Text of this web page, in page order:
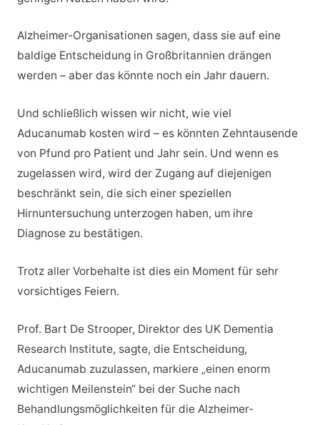
Alzheimer-Organisationen sagen, dass sie auf eine
baldige Entscheidung in Großbritannien drängen
werden – aber das könnte noch ein Jahr dauern.
Und schließlich wissen wir nicht, wie viel
Aducanumab kosten wird – es könnten Zehntausende
von Pfund pro Patient und Jahr sein. Und wenn es
zugelassen wird, wird der Zugang auf diejenigen
beschränkt sein, die sich einer speziellen
Hirnuntersuchung unterzogen haben, um ihre
Diagnose zu bestätigen.
Trotz aller Vorbehalte ist dies ein Moment für sehr
vorsichtiges Feiern.
Prof. Bart De Strooper, Direktor des UK Dementia
Research Institute, sagte, die Entscheidung,
Aducanumab zuzulassen, markiere „einen enorm
wichtigen Meilenstein“ bei der Suche nach
Behandlungsmöglichkeiten für die Alzheimer-